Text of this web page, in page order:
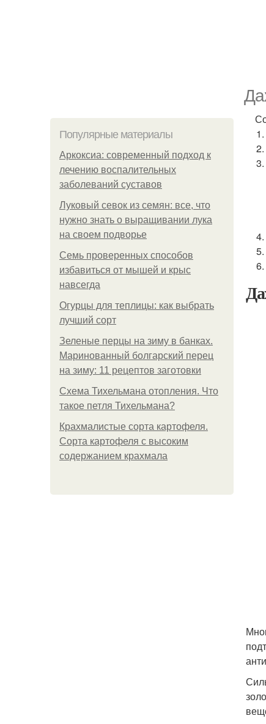
Популярные материалы
Аркоксиа: современный подход к
лечению воспалительных
заболеваний суставов
Луковый севок из семян: все, что
нужно знать о выращивании лука
на своем подворье
Семь проверенных способов
избавиться от мышей и крыс
навсегда
Огурцы для теплицы: как выбрать
лучший сорт
Зеленые перцы на зиму в банках.
Маринованный болгарский перец
на зиму: 11 рецептов заготовки
Схема Тихельмана отопления. Что
такое петля Тихельмана?
Крахмалистые сорта картофеля.
Сорта картофеля с высоким
содержанием крахмала